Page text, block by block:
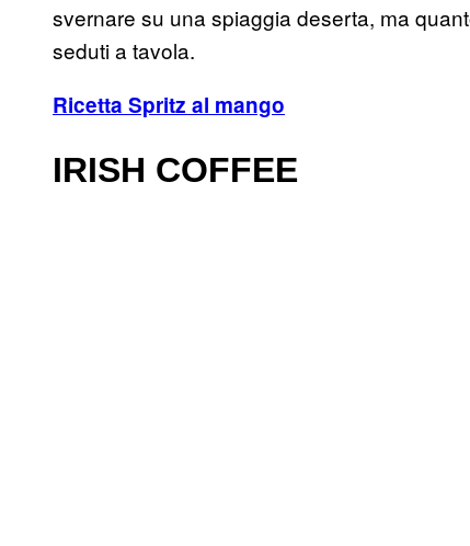
svernare su una spiaggia deserta, ma
seduti a tavola.
Ricetta Spritz al mango
IRISH COFFEE